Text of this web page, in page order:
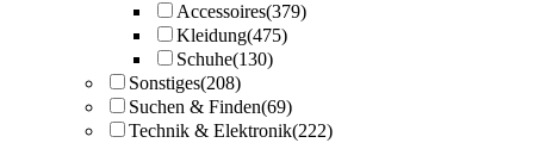
Accessoires(379)
Kleidung(475)
Schuhe(130)
Sonstiges(208)
Suchen & Finden(69)
Technik & Elektronik(222)